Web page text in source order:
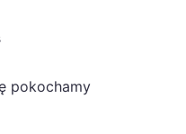
pokochamy